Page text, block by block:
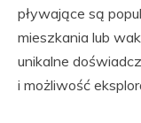
pływające są
mieszkania lub
unikalne
i możliwość